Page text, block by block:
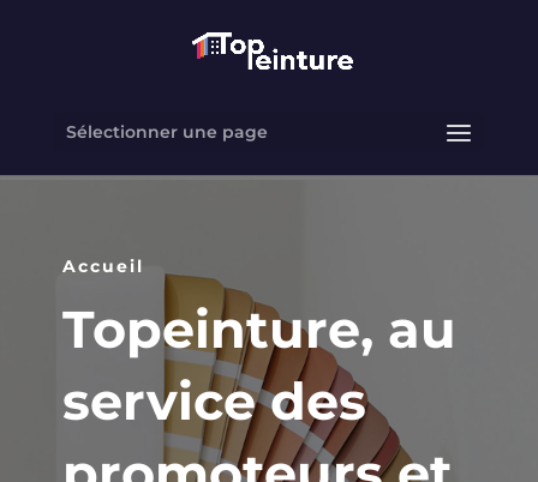
Sélectionner une page
Accueil
Topeinture, au
service des